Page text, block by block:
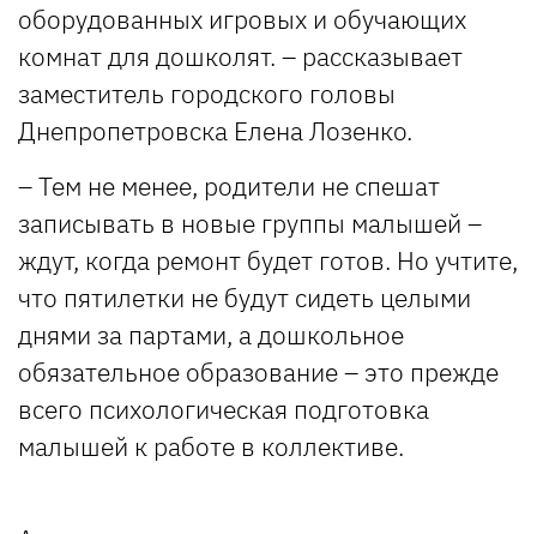
оборудованных игровых и обучающих
комнат для дошколят. – рассказывает
заместитель городского головы
Днепропетровска Елена Лозенко.
– Тем не менее, родители не спешат
записывать в новые группы малышей –
ждут, когда ремонт будет готов. Но учтите,
что пятилетки не будут сидеть целыми
днями за партами, а дошкольное
обязательное образование – это прежде
всего психологическая подготовка
малышей к работе в коллективе.